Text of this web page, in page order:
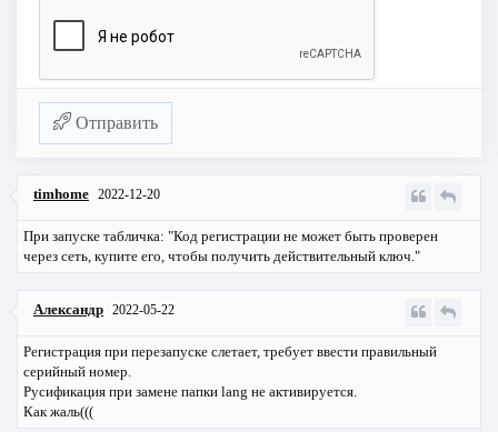
Отправить
timhome 2022-12-20
При запуске табличка: "Код регистрации не может быть проверен
через сеть, купите его, чтобы получить действительный ключ."
Александр 2022-05-22
Регистрация при перезапуске слетает, требует ввести правильный
серийный номер.
Русификация при замене папки lang не активируется.
Как жаль(((